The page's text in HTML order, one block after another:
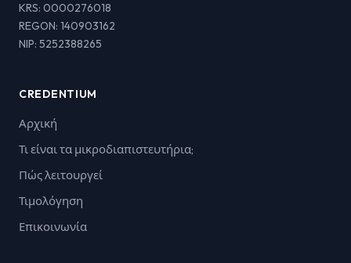
KRS: 0000276018
REGON: 140903162
NIP: 5252388265
CREDENTIUM
Αρχική
Τι είναι τα μικροδιαπιστευτήρια;
Πώς λειτουργεί
Τιμολόγηση
Επικοινωνία